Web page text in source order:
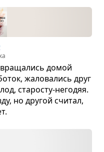
домой
жало­ва­лись друг
ста­ро­сту-него­дяя.
но дру­гой счи­тал,